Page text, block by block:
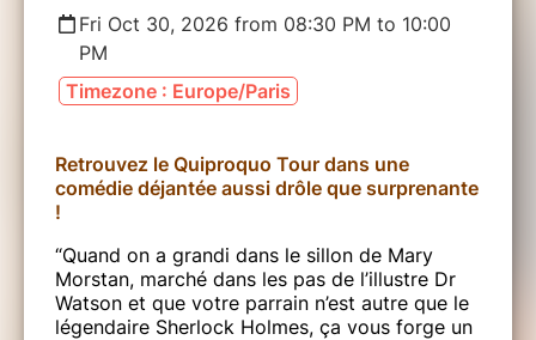
Fri Oct 30, 2026 from 08:30 PM to 10:00
PM
Timezone : Europe/Paris
Retrouvez le Quiproquo Tour dans une
comédie déjantée aussi drôle que surprenante
!
“Quand on a grandi dans le sillon de Mary
Morstan, marché dans les pas de l’illustre Dr
Watson et que votre parrain n’est autre que le
légendaire Sherlock Holmes, ça vous forge un